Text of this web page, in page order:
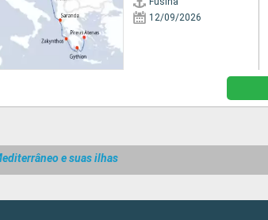
12/09/2026
e suas ilhas